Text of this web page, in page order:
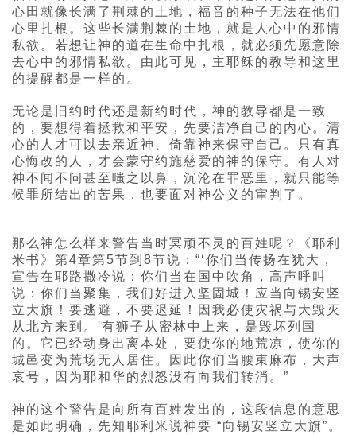
心田就像长满了荆棘的土地，福音的种子无法在他们
心里扎根。这些长满荆棘的土地，就是人心中的邪情
私欲。若想让神的道在生命中扎根，就必须先愿意除
去心中的邪情私欲。由此可见，主耶稣的教导和这里
的提醒都是一样的。
无论是旧约时代还是新约时代，神的教导都是一致
的，要想得着拯救和平安，先要洁净自己的内心。清
心的人才可以去亲近神、倚靠神来保守自己。只有真
心悔改的人，才会蒙守约施慈爱的神的保守。有人对
神不闻不问甚至嗤之以鼻，沉沦在罪恶里，就只能等
候罪所结出的苦果，也要面对神公义的审判了。
那么神怎么样来警告当时冥顽不灵的百姓呢？《耶利
米书》第4章第5节到8节说：“‘你们当传扬在犹大，
宣告在耶路撒冷说：你们当在国中吹角，高声呼叫
说：你们当聚集，我们好进入坚固城！应当向锡安竖
立大旗！要逃避，不要迟延！因我必使灾祸与大毁灭
从北方来到。'有狮子从密林中上来，是毁坏列国
的。它已经动身出离本处，要使你的地荒凉，使你的
城邑变为荒场无人居住。因此你们当腰束麻布，大声
哀号，因为耶和华的烈怒没有向我们转消。”
神的这个警告是向所有百姓发出的，这段信息的意思
是如此明确，先知耶利米说神要 “向锡安竖立大旗”。